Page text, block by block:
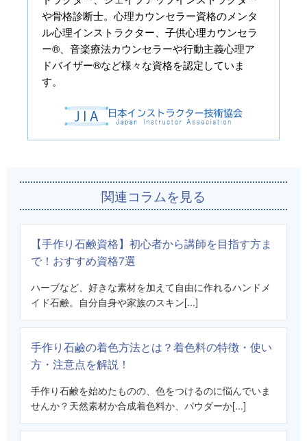
や骨格診断士。心理カウンセラー資格のメンタ
ル心理インストラクター、子供心理カウンセラ
ー®、音楽療法カウンセラーや行動主義心理ア
ドバイザー®など様々な資格を認定していま
す。
関連コラムを見る
【手作り石鹸資格】初心者から講師を目指す方ま
で！おすすめ資格7選
ハーブなど、好きな素材を加えて自由に作れるハンドメ
イド石鹸。自分自身や家族のスキン[...]
手作り石鹼の着色方法とは？着色料の特徴・使い
方・注意点を解説！
手作り石鹸を始めたものの、色をつけるのに悩んでいま
せんか？天然素材か合成着色料か、パウダーか[...]